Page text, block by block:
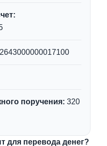
поручения: 320
для перевода денег?